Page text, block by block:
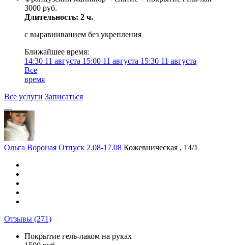
3000 руб.
Длительность: 2 ч.
с выравниванием без укрепления
Ближайшее время:
14:30 11 августа 15:00 11 августа 15:30 11 августа
Все
время
Все услуги Записаться
Ольга Вороная Отпуск 2.08-17.08 Кожевническая , 14/1
Отзывы (271)
Покрытие гель-лаком на руках